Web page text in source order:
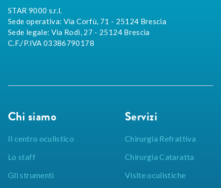
STAR 9000 s.r.l.
Sede operativa: Via Corfù, 71 - 25124 Brescia
Sede legale: Via Rodi, 27 - 25124 Brescia
C.F./P.IVA 03386790178
Chi siamo
Il centro oculistico
Lo staff
Gli strumenti
Servizi
Chirurgia Refrattiva
Chirurgia Cataratta
Visite oculistiche